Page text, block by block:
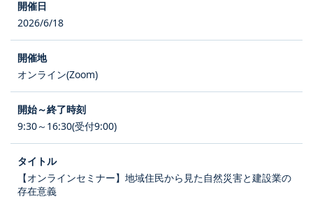
2026/6/18
オンライン(Zoom)
9:30～16:30(受付9:00)
【オンラインセミナー】地域住民から見た自然災害と建設業の
存在意義